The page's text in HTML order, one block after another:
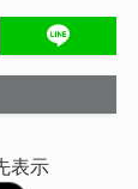
表示